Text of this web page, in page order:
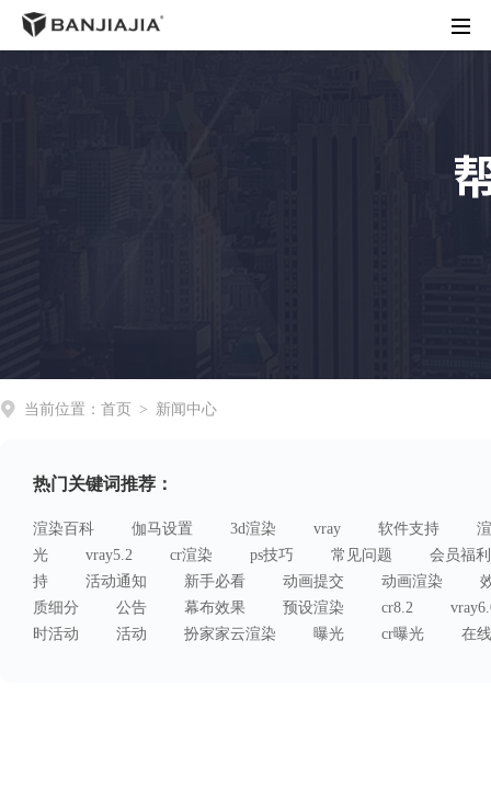
当前位置： 首页 > 新闻中心
热门关键词推荐：
渲染百科 伽马设置 3d渲染 vray 软件支持
光
vray5.2 cr渲染 ps技巧 常见问题
会员福利
持
活动通知 新手必看 动画提交 动画渲染
质细分
公告 幕布效果 预设渲染 cr8.2
时活动
活动 扮家家云渲染 曝光 cr曝光 在